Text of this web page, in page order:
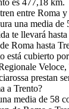
es 477,18 km.
entre Roma
una media de
te llevará
Roma hasta
está cubierto
prestan
a Trento?
media de 58